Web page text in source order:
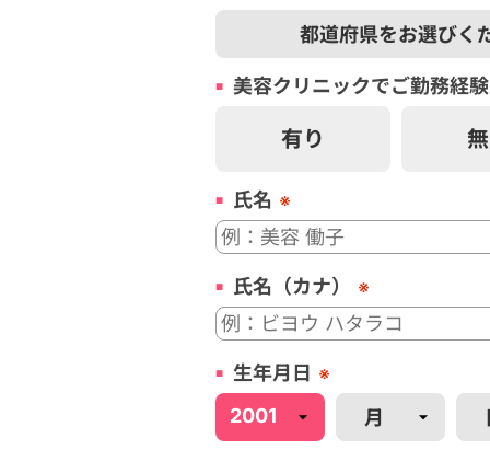
美容クリニックでご勤務経
有り
氏名 ※
氏名（カナ） ※
生年月日 ※